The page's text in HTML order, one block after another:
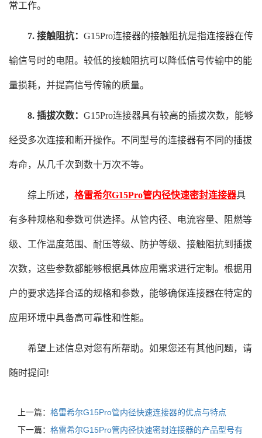
常工作。
7. 接触阻抗： G15Pro连接器的接触阻抗是指连接器在传
输信号时的电阻。较低的接触阻抗可以降低信号传输中的能
量损耗，并提高信号传输的质量。
8. 插拔次数： G15Pro连接器具有较高的插拔次数，能够
经受多次连接和断开操作。不同型号的连接器有不同的插拔
寿命，从几千次到数十万次不等。
综上所述， 格雷希尔G15Pro管内径快速密封连接器具
有多种规格和参数可供选择。从管内径、电流容量、阻燃等
级、工作温度范围、耐压等级、防护等级、接触阻抗到插拔
次数，这些参数都能够根据具体应用需求进行定制。根据用
户的要求选择合适的规格和参数，能够确保连接器在特定的
应用环境中具备高可靠性和性能。
希望上述信息对您有所帮助。如果您还有其他问题，请
随时提问!
上一篇： 格雷希尔G15Pro管内径快速连接器的优点与特点
下一篇： 格雷希尔G15Pro管内径快速密封连接器的产品型号有